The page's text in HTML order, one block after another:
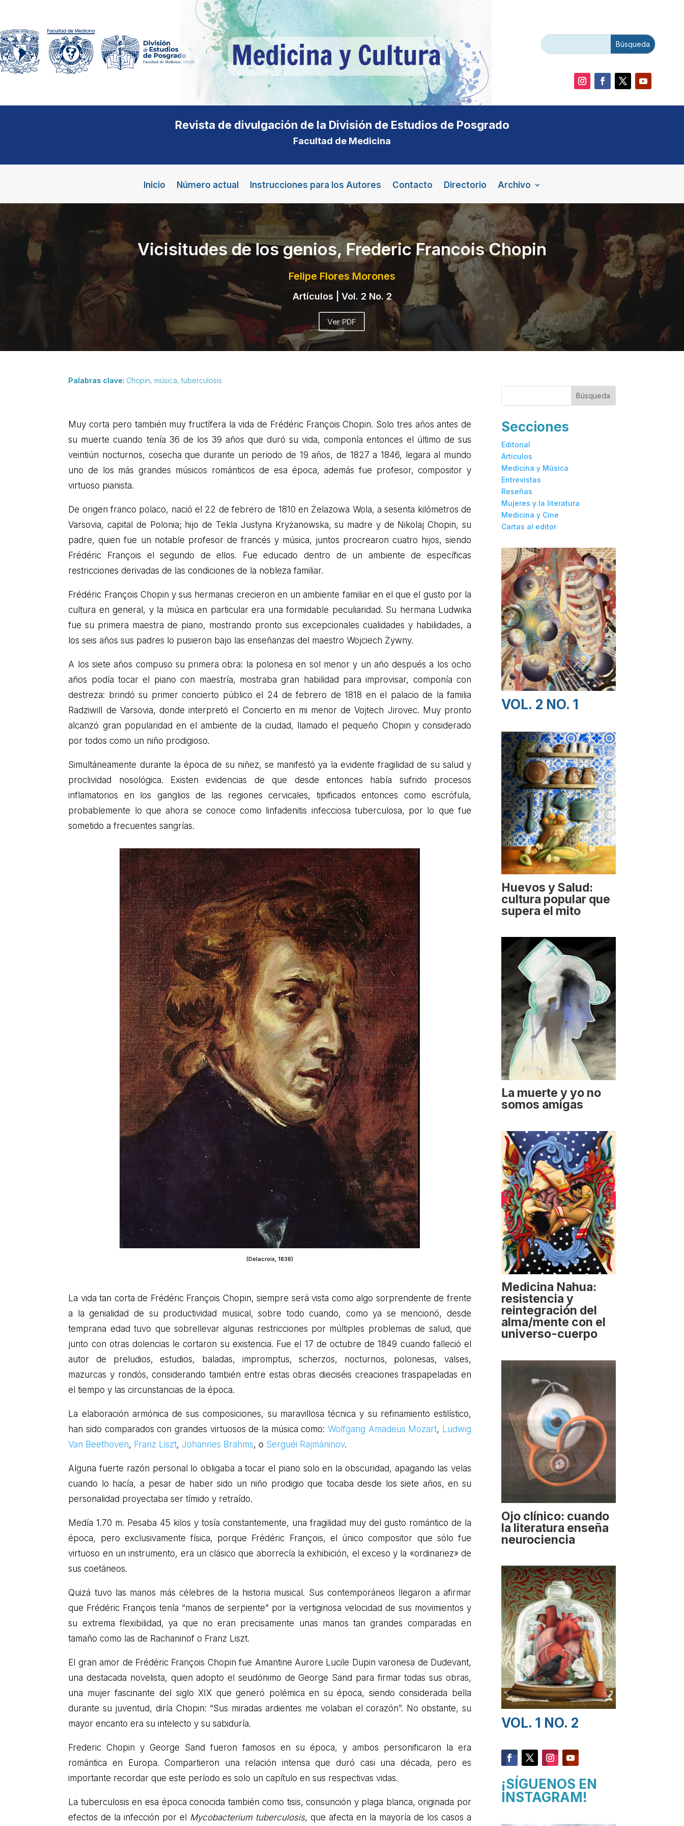
Revista de divulgación de la División de Estudios de Posgrado
Facultad de Medicina
Inicio Número actual Instrucciones para los Autores Contacto Directorio Archivo
Vicisitudes de los genios, Frederic Francois Chopin
Felipe Flores Morones
Artículos Vol. 2 No. 2
Ver PDF
Palabras clave: Chopin, música, tuberculosis
Muy corta pero también muy fructífera la vida de Frédéric François Chopin. Solo tres años antes de
su muerte cuando tenía 36 de los 39 años que duró su vida, componía entonces el último de sus
veintiún nocturnos, cosecha que durante un periodo de 19 años, de 1827 a 1846, legara al mundo
uno de los más grandes músicos románticos de esa época, además fue profesor, compositor y
virtuoso pianista.
De origen franco polaco, nació el 22 de febrero de 1810 en Żelazowa Wola, a sesenta kilómetros de
Varsovia, capital de Polonia; hijo de Tekla Justyna Kryżanowska, su madre y de Nikolaj Chopin, su
padre, quien fue un notable profesor de francés y música, juntos procrearon cuatro hijos, siendo
Frédéric François el segundo de ellos. Fue educado dentro de un ambiente de específicas
restricciones derivadas de las condiciones de la nobleza familiar.
Frédéric François Chopin y sus hermanas crecieron en un ambiente familiar en el que el gusto por la
cultura en general, y la música en particular era una formidable peculiaridad. Su hermana Ludwika
fue su primera maestra de piano, mostrando pronto sus excepcionales cualidades y habilidades, a
los seis años sus padres lo pusieron bajo las enseñanzas del maestro Wojciech Żywny.
A los siete años compuso su primera obra: la polonesa en sol menor y un año después a los ocho
años podía tocar el piano con maestría, mostraba gran habilidad para improvisar, componía con
destreza: brindó su primer concierto público el 24 de febrero de 1818 en el palacio de la familia
Radziwill de Varsovia, donde interpretó el Concierto en mi menor de Vojtech Jirovec. Muy pronto
alcanzó gran popularidad en el ambiente de la ciudad, llamado el pequeño Chopin y considerado
por todos como un niño prodigioso.
Simultáneamente durante la época de su niñez, se manifestó ya la evidente fragilidad de su salud y
proclividad nosológica. Existen evidencias de que desde entonces había sufrido procesos
inflamatorios en los ganglios de las regiones cervicales, tipificados entonces como escrófula,
probablemente lo que ahora se conoce como linfadenitis infecciosa tuberculosa, por lo que fue
sometido a frecuentes sangrías.
(Delacroix, 1838)
La vida tan corta de Frédéric François Chopin, siempre será vista como algo sorprendente de frente
a la genialidad de su productividad musical, sobre todo cuando, como ya se mencionó, desde
temprana edad tuvo que sobrellevar algunas restricciones por múltiples problemas de salud, que
junto con otras dolencias le cortaron su existencia. Fue el 17 de octubre de 1849 cuando falleció el
autor de preludios, estudios, baladas, impromptus, scherzos, nocturnos, polonesas, valses,
mazurcas y rondós, considerando también entre estas obras dieciséis creaciones traspapeladas en
el tiempo y las circunstancias de la época.
La elaboración armónica de sus composiciones, su maravillosa técnica y su refinamiento estilístico,
han sido comparados con grandes virtuosos de la música como: Wolfgang Amadeus Mozart, Ludwig
Van Beethoven, Franz Liszt,Johannes Brahms, o Serguéi Rajmáninov.
Alguna fuerte razón personal lo obligaba a tocar el piano solo en la obscuridad, apagando las velas
cuando lo hacía, a pesar de haber sido un niño prodigio que tocaba desde los siete años, en su
personalidad proyectaba ser tímido y retraído.
Medía 1.70 m. Pesaba 45 kilos y tosía constantemente, una fragilidad muy del gusto romántico de la
época, pero exclusivamente física, porque Frédéric François, el único compositor que sólo fue
virtuoso en un instrumento, era un clásico que aborrecía la exhibición, el exceso y la «ordinariez» de
sus coetáneos.
Quizá tuvo las manos más célebres de la historia musical. Sus contemporáneos llegaron a afirmar
que Frédéric François tenía “manos de serpiente” por la vertiginosa velocidad de sus movimientos y
su extrema flexibilidad, ya que no eran precisamente unas manos tan grandes comparadas en
tamaño como las de Rachaninof o Franz Liszt.
El gran amor de Frédéric François Chopin fue Amantine Aurore Lucile Dupin varonesa de Dudevant,
una destacada novelista, quien adopto el seudónimo de George Sand para firmar todas sus obras,
una mujer fascinante del siglo XIX que generó polémica en su época, siendo considerada bella
durante su juventud, diría Chopin: “Sus miradas ardientes me volaban el corazón”. No obstante, su
mayor encanto era su intelecto y su sabiduría.
Frederic Chopin y George Sand fueron famosos en su época, y ambos personificaron la era
romántica en Europa. Compartieron una relación intensa que duró casi una década, pero es
importante recordar que este período es solo un capítulo en sus respectivas vidas.
La tuberculosis en esa época conocida también como tisis, consunción y plaga blanca, originada por
efectos de la infección por el Mycobacterium tuberculosis, que afecta en la mayoría de los casos a
Secciones
Editorial
Artículos
Medicina y Música
Entrevistas
Reseñas
Mujeres y la literatura
Medicina y Cine
Cartas al editor
VOL. 2 NO. 1
Huevos y Salud:
cultura popular que
supera el mito
La muerte y yo no
somos amigas
Medicina Nahua:
resistencia y
reintegración del
alma/mente con el
universo-cuerpo
Ojo clínico: cuando
la literatura enseña
neurociencia
VOL. 1 NO. 2
¡SÍGUENOS EN
INSTAGRAM!